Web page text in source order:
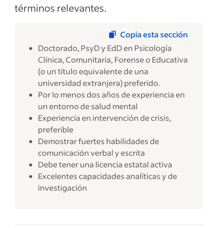
términos relevantes.
Copia esta sección
Doctorado, PsyD y EdD en Psicología
Clínica, Comunitaria, Forense o Educativa
(o un título equivalente de una
universidad extranjera) preferido.
Por lo menos dos años de experiencia en
un entorno de salud mental
Experiencia en intervención de crisis,
preferible
Demostrar fuertes habilidades de
comunicación verbal y escrita
Debe tener una licencia estatal activa
Excelentes capacidades analíticas y de
investigación